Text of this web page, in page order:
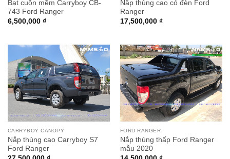
Bạt cuộn mềm Carryboy CB-
743 Ford Ranger
6,500,000 ₫
Nắp thùng cao có đèn Ford
Ranger
17,500,000 ₫
CARRYBOY CANOPY
Nắp thùng cao Carryboy S7
Ford Ranger
FORD RANGER
Nắp thùng thấp Ford Ranger
mẫu 2020